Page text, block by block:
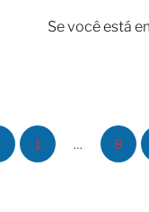
Se você está
1 … 8